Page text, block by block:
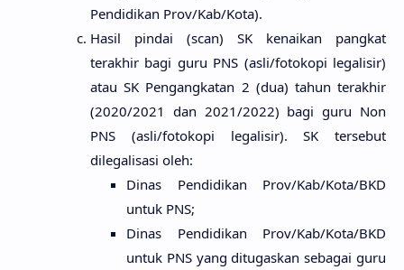
Pendidikan Prov/Kab/Kota).
Hasil pindai (scan) SK kenaikan pangkat
terakhir bagi guru PNS (asli/fotokopi legalisir)
atau SK Pengangkatan 2 (dua) tahun terakhir
(2020/2021 dan 2021/2022) bagi guru Non
PNS (asli/fotokopi legalisir). SK tersebut
dilegalisasi oleh:
Dinas Pendidikan Prov/Kab/Kota/BKD
untuk PNS;
Dinas Pendidikan Prov/Kab/Kota/BKD
untuk PNS yang ditugaskan sebagai guru